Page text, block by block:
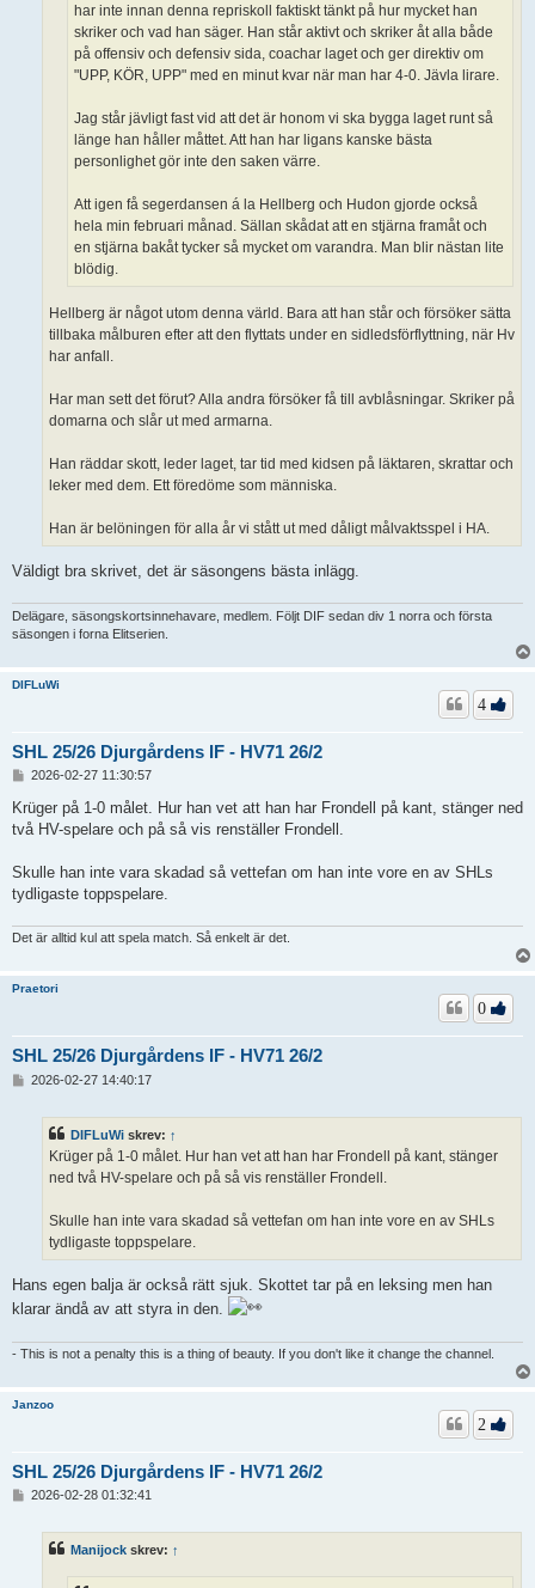
har inte innan denna repriskoll faktiskt tänkt på hur mycket han
skriker och vad han säger. Han står aktivt och skriker åt alla både
på offensiv och defensiv sida, coachar laget och ger direktiv om
"UPP, KÖR, UPP" med en minut kvar när man har 4-0. Jävla lirare.
Jag står jävligt fast vid att det är honom vi ska bygga laget runt så
länge han håller måttet. Att han har ligans kanske bästa
personlighet gör inte den saken värre.
Att igen få segerdansen á la Hellberg och Hudon gjorde också
hela min februari månad. Sällan skådat att en stjärna framåt och
en stjärna bakåt tycker så mycket om varandra. Man blir nästan lite
blödig.
Hellberg är något utom denna värld. Bara att han står och försöker sätta
tillbaka målburen efter att den flyttats under en sidledsförflyttning, när Hv
har anfall.
Har man sett det förut? Alla andra försöker få till avblåsningar. Skriker på
domarna och slår ut med armarna.
Han räddar skott, leder laget, tar tid med kidsen på läktaren, skrattar och
leker med dem. Ett föredöme som människa.
Han är belöningen för alla år vi stått ut med dåligt målvaktsspel i HA.
Väldigt bra skrivet, det är säsongens bästa inlägg.
Delägare, säsongskortsinnehavare, medlem. Följt DIF sedan div 1 norra och första
säsongen i forna Elitserien.
DIFLuWi
SHL 25/26 Djurgårdens IF - HV71 26/2
4
l
ä
g
2026-02-27 11:30:57
Krüger på 1-0 målet. Hur han vet att han har Frondell på kant, stänger ned
två HV-spelare och på så vis renställer Frondell.
Skulle han inte vara skadad så vettefan om han inte vore en av SHLs
tydligaste toppspelare.
Det är alltid kul att spela match. Så enkelt är det.
Praetori
SHL 25/26 Djurgårdens IF - HV71 26/2
0
2026-02-27 14:40:17
DIFLuWi skrev: ↑
Krüger på 1-0 målet. Hur han vet att han har Frondell på kant, stänger
ned två HV-spelare och på så vis renställer Frondell.
Skulle han inte vara skadad så vettefan om han inte vore en av SHLs
tydligaste toppspelare.
Hans egen balja är också rätt sjuk. Skottet tar på en leksing men han
klarar ändå av att styra in den.
- This is not a penalty this is a thing of beauty. If you don't like it change the channel.
Janzoo
SHL 25/26 Djurgårdens IF - HV71 26/2
2
2026-02-28 01:32:41
Manijock skrev: ↑